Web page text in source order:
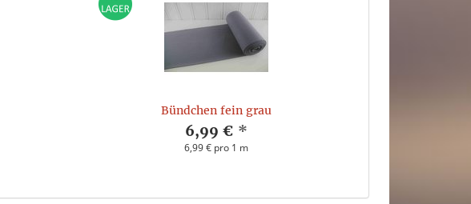
Bündchen fein grau
6,99 € *
6,99 € pro 1 m